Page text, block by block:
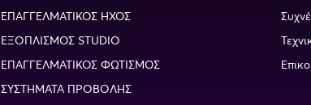
ΕΠΑΓΓΕΛΜΑΤΙΚΟΣ ΗΧΟΣ
ΕΞΟΠΛΙΣΜΟΣ STUDIO
ΕΠΑΓΓΕΛΜΑΤΙΚΟΣ ΦΩΤΙΣΜΟΣ
ΣΥΣΤΗΜΑΤΑ ΠΡΟΒΟΛΗΣ